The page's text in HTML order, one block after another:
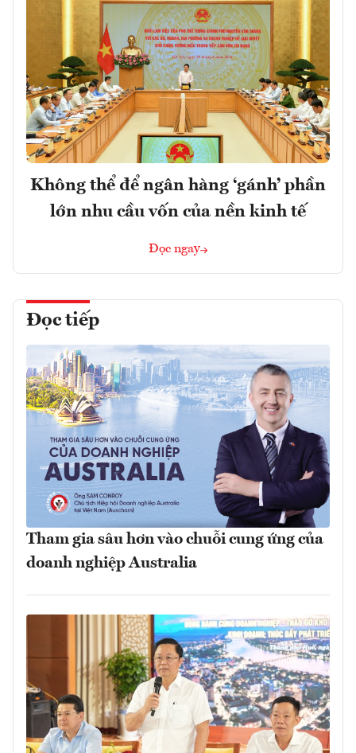
Không thể để ngân hàng ‘gánh’ phần
lớn nhu cầu vốn của nền kinh tế
Đọc ngay
Đọc tiếp
Tham gia sâu hơn vào chuỗi cung ứng của
doanh nghiệp Australia